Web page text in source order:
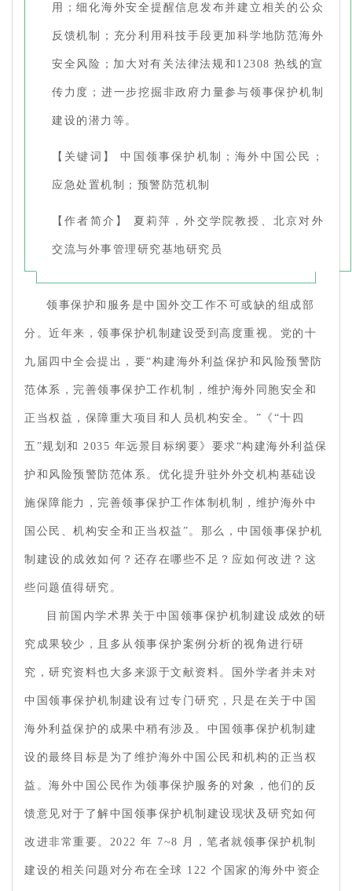
用；细化海外安全提醒信息发布并建立相关的公众
反馈机制；充分利用科技手段更加科学地防范海外
安全风险；加大对有关法律法规和12308 热线的宣
传力度；进一步挖掘非政府力量参与领事保护机制
建设的潜力等。
【关键词】 中国领事保护机制；海外中国公民；
应急处置机制；预警防范机制
【作者简介】 夏莉萍，外交学院教授、北京对外
交流与外事管理研究基地研究员
领事保护和服务是中国外交工作不可或缺的组成部
分。近年来，领事保护机制建设受到高度重视。党的十
九届四中全会提出，要“构建海外利益保护和风险预警防
范体系，完善领事保护工作机制，维护海外同胞安全和
正当权益，保障重大项目和人员机构安全。”《“十四
五”规划和 2035 年远景目标纲要》要求“构建海外利益保
护和风险预警防范体系。优化提升驻外外交机构基础设
施保障能力，完善领事保护工作体制机制，维护海外中
国公民、机构安全和正当权益”。那么，中国领事保护机
制建设的成效如何？还存在哪些不足？应如何改进？这
些问题值得研究。
目前国内学术界关于中国领事保护机制建设成效的研
究成果较少，且多从领事保护案例分析的视角进行研
究，研究资料也大多来源于文献资料。国外学者并未对
中国领事保护机制建设有过专门研究，只是在关于中国
海外利益保护的成果中稍有涉及。中国领事保护机制建
设的最终目标是为了维护海外中国公民和机构的正当权
益。海外中国公民作为领事保护服务的对象，他们的反
馈意见对于了解中国领事保护机制建设现状及研究如何
改进非常重要。2022 年 7~8 月，笔者就领事保护机制
建设的相关问题对分布在全球 122 个国家的海外中资企